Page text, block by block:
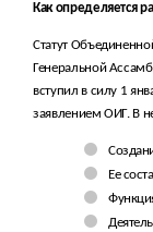
Как определяется
Статут
Генеральной
вступил в силу 1
заявлением ОИГ. В
Ее